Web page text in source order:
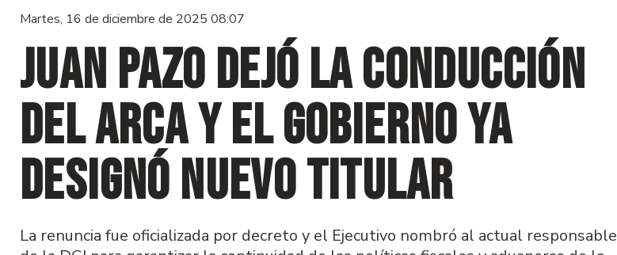
Martes, 16 de diciembre de 2025 08:07
Juan Pazo dejó la conducción
del ARCA y el Gobierno ya
designó nuevo titular
La renuncia fue oficializada por decreto y el Ejecutivo nombró al actual responsable